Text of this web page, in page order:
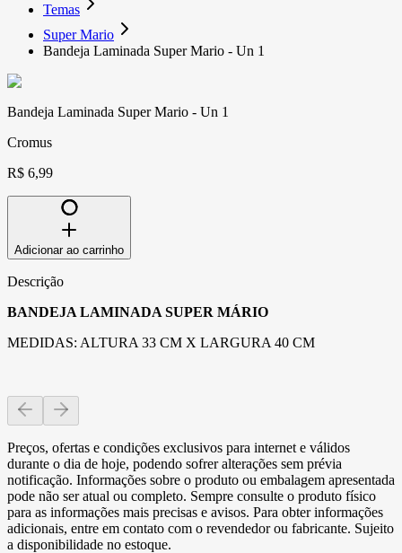
Temas
Super Mario
Bandeja Laminada Super Mario - Un 1
Bandeja Laminada Super Mario - Un 1
Cromus
R$ 6,99
Adicionar ao carrinho
Descrição
BANDEJA LAMINADA SUPER MÁRIO
MEDIDAS: ALTURA 33 CM X LARGURA 40 CM
Preços, ofertas e condições exclusivos para internet e válidos
durante o dia de hoje, podendo sofrer alterações sem prévia
notificação. Informações sobre o produto ou embalagem apresentada
pode não ser atual ou completo. Sempre consulte o produto físico
para as informações mais precisas e avisos. Para obter informações
adicionais, entre em contato com o revendedor ou fabricante. Sujeito
a disponibilidade no estoque.